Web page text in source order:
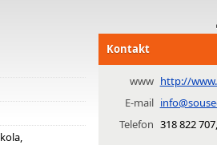
Kontakt
www http://
E-mail
Telefon 318 822